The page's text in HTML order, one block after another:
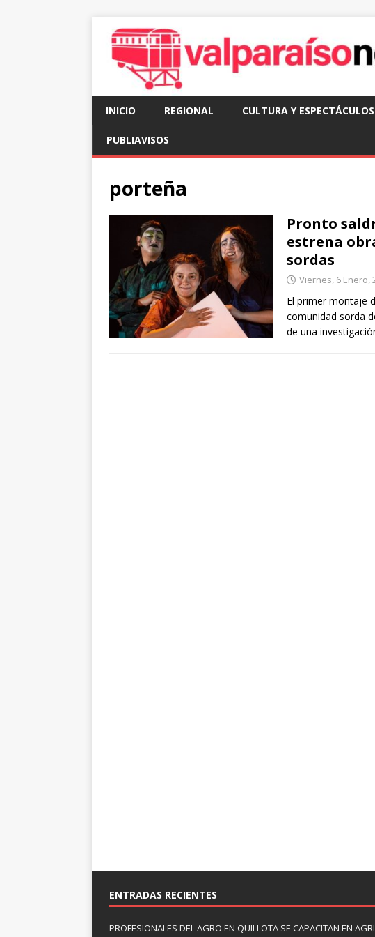
INICIO REGIONAL CULTURA Y ESPECTÁCULOS
PUBLIAVISOS
porteña
Pronto
estrena
sordas
Viernes, 6 Enero,
El primer montaje
comunidad sorda
de una
ENTRADAS RECIENTES
PROFESIONALES DEL AGRO EN QUILLOTA SE CAPACITAN EN